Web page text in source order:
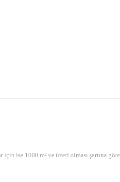
ise 1000 m² ve üzeri olması şartına göre